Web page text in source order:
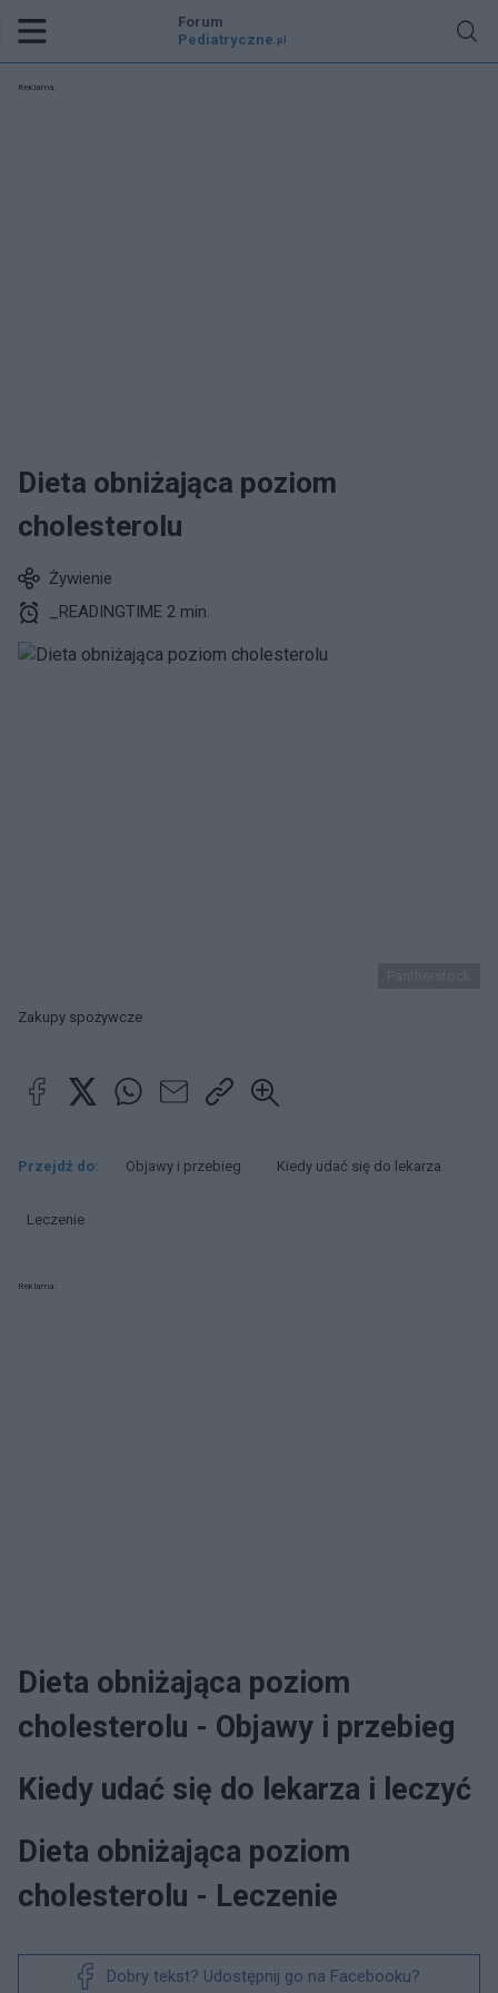
Forum
Pediatryczne .pl
Reklama:
Dieta obniżająca poziom
cholesterolu
Żywienie
_READINGTIME 2 min.
Zakupy spożywcze
Przejdź do: Objawy i przebieg Kiedy udać się do lekarza
Leczenie
Reklama:
Dieta obniżająca poziom
cholesterolu - Objawy i przebieg
Kiedy udać się do lekarza i leczyć
Dieta obniżająca poziom
cholesterolu - Leczenie
Dobry tekst? Udostępnij go na Facebooku?